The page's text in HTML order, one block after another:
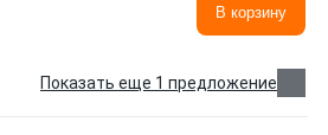
В корзину
Показать еще 1 предложение